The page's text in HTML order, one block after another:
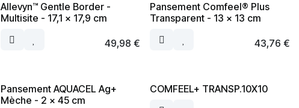
Allevyn™ Gentle Border -
Multisite - 17,1 x 17,9 cm
49,98 €
Pansement Comfeel® Plus
Transparent - 13 x 13 cm
43,76 €
Pansement AQUACEL Ag+
Mèche - 2 x 45 cm
COMFEEL+ TRANSP.10X10